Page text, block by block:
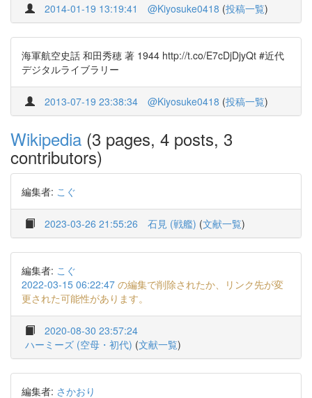
2014-01-19 13:19:41 @Kiyosuke0418 (投稿一覧)
海軍航空史話 和田秀穂 著 1944 http://t.co/E7cDjDjyQt #近代
デジタルライブラリー
2013-07-19 23:38:34 @Kiyosuke0418 (投稿一覧)
Wikipedia (3 pages, 4 posts, 3
contributors)
編集者: こぐ
2023-03-26 21:55:26 石見 (戦艦) (文献一覧)
編集者: こぐ
2022-03-15 06:22:47 の編集で削除されたか、リンク先が変
更された可能性があります。
2020-08-30 23:57:24
ハーミーズ (空母・初代) (文献一覧)
編集者: さかおり